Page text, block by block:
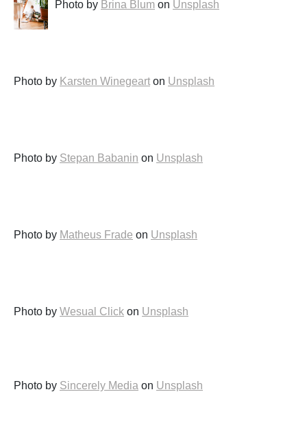
Photo by Brina Blum on Unsplash
Photo by Karsten Winegeart on Unsplash
Photo by Stepan Babanin on Unsplash
Photo by Matheus Frade on Unsplash
Photo by Wesual Click on Unsplash
Photo by Sincerely Media on Unsplash